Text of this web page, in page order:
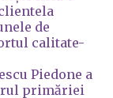
de
calitate-
Piedone a
primăriei